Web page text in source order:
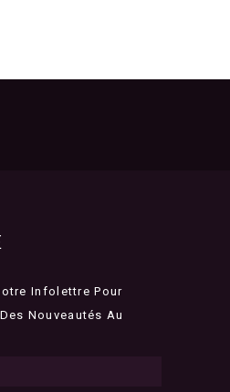
Infolettre Pour
Nouveautés Au